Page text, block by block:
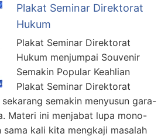
Plakat Seminar Direktorat
Hukum
Plakat Seminar Direktorat
Hukum menjumpai Souvenir
Semakin Popular Keahlian
Plakat Seminar Direktorat
semakin menyusun gara-
Materi ini menjabat lupa mono-
kali kita mengkaji masalah